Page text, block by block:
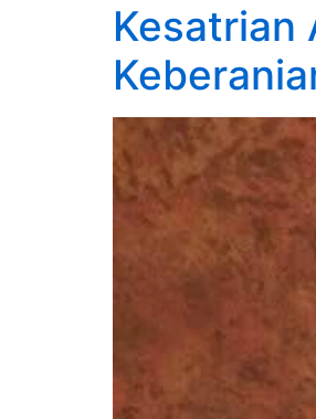
Kesatrian